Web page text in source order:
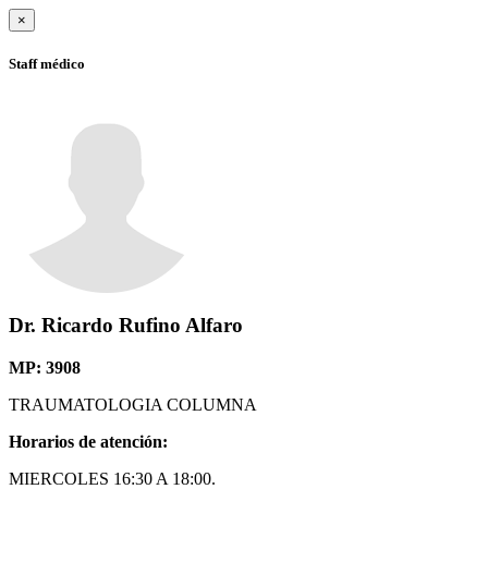
×
Staff médico
Dr. Ricardo Rufino Alfaro
MP: 3908
TRAUMATOLOGIA COLUMNA
Horarios de atención:
MIERCOLES 16:30 A 18:00.